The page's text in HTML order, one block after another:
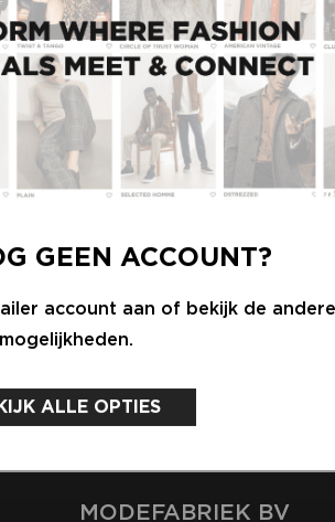
GEEN ACCOUNT?
account aan of bekijk de andere
mogelijkheden.
ALLE OPTIES
BRAND LIST +
PLATTEGROND
RESPONSIBLE ROUTE
MODEFABRIEK BV